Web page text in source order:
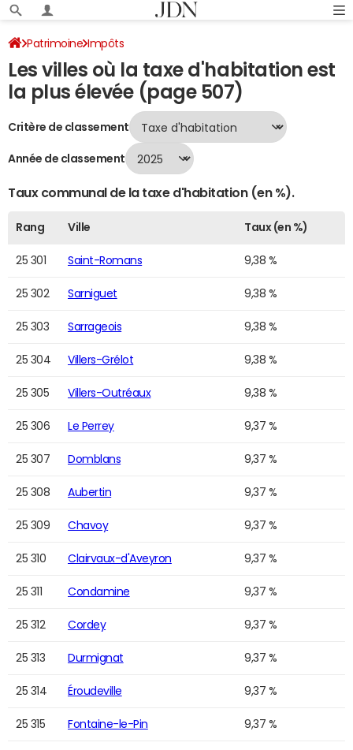
Patrimoine Impôts
Villes où la taxe d'habitation est la plus élevée Page 507
Les villes où la taxe d'habitation est
la plus élevée (page 507)
Critère de classement
Année de classement
Taux communal de la taxe d'habitation (en %).
Rang Ville Taux (en %)
25 301 Saint-Romans 9,38 %
25 302 Sarniguet 9,38 %
25 303 Sarrageois 9,38 %
25 304 Villers-Grélot 9,38 %
25 305 Villers-Outréaux 9,38 %
25 306 Le Perrey 9,37 %
25 307 Domblans 9,37 %
25 308 Aubertin 9,37 %
25 309 Chavoy 9,37 %
25 310 Clairvaux-d'Aveyron 9,37 %
25 311 Condamine 9,37 %
25 312 Cordey 9,37 %
25 313 Durmignat 9,37 %
25 314 Éroudeville 9,37 %
25 315 Fontaine-le-Pin 9,37 %